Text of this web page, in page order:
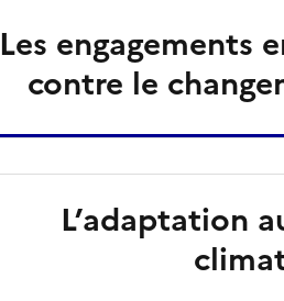
Les engagements
contre le
L’adaptation